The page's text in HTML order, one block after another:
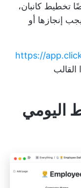
تخطيط كانبان،
إنجازها أو
https://
القالب
اليومي